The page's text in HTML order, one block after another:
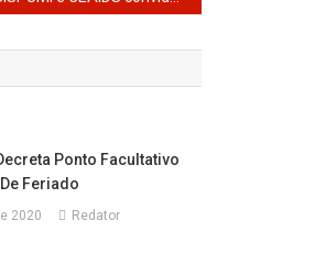
Ponto Facultativo
Feriado
2020 Redator